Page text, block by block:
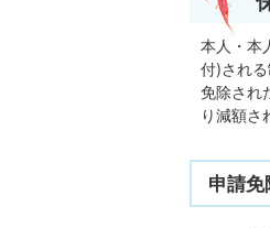
本人・本
付)される
免除され
り減額さ
申請免